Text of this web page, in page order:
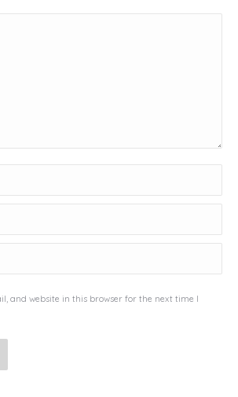
and website in this browser for the next time I